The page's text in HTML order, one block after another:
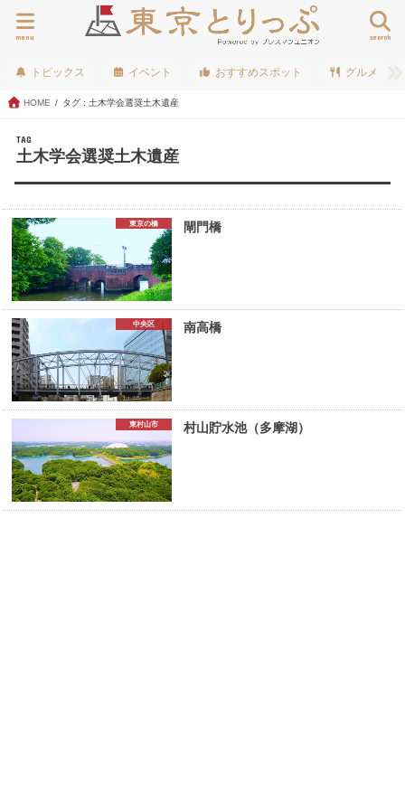
search
menu
トピックス イベント おすすめスポット グルメ
HOME タグ : 土木学会選奨土木遺産
TAG
土木学会選奨土木遺産
東京の橋 閘門橋
中央区 南高橋
東村山市 村山貯水池（多摩湖）